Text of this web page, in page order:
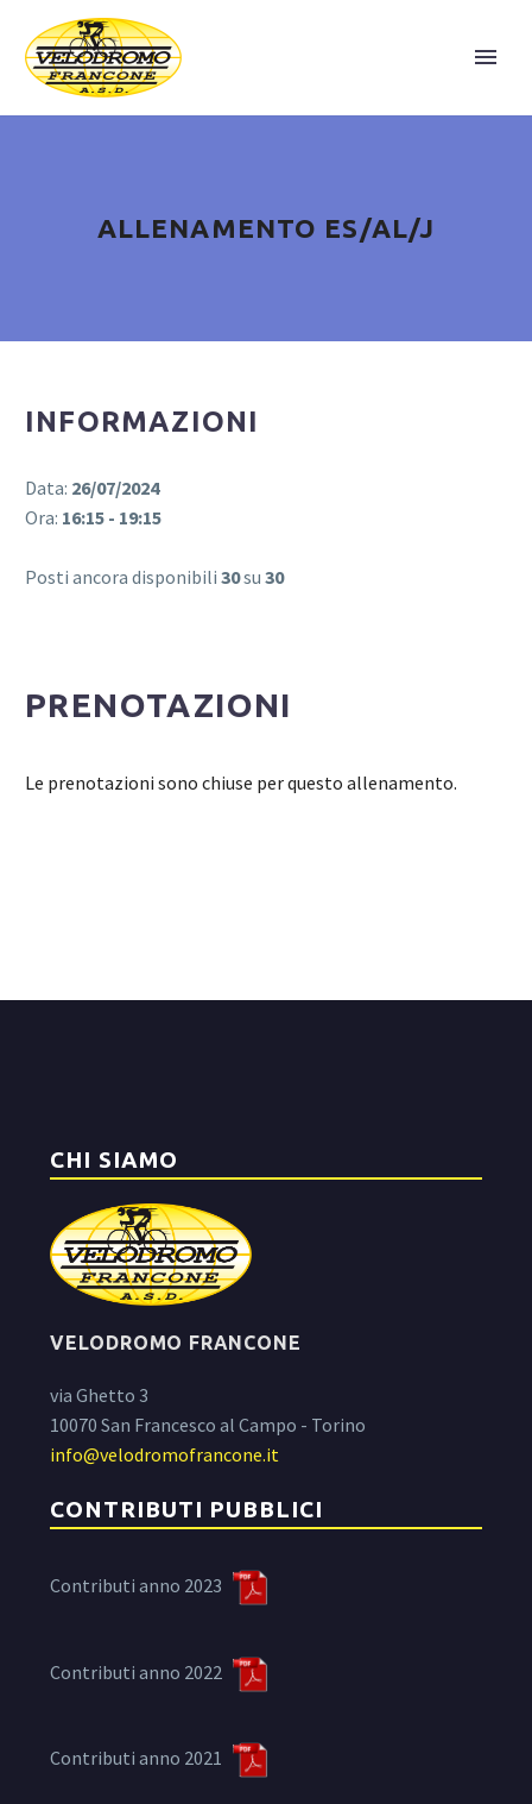
ALLENAMENTO ES/AL/J
INFORMAZIONI
Data: 26/07/2024
Ora: 16:15 - 19:15
Posti ancora disponibili 30su 30
PRENOTAZIONI
Le prenotazioni sono chiuse per questo allenamento.
CHI SIAMO
VELODROMO FRANCONE
via Ghetto 3
10070 San Francesco al Campo - Torino
info@velodromofrancone.it
CONTRIBUTI PUBBLICI
Contributi anno 2023
Contributi anno 2022
Contributi anno 2021